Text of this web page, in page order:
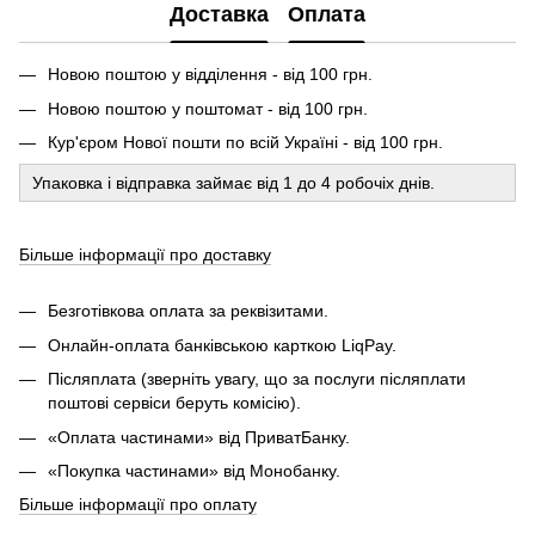
Доставка Оплата
Новою поштою у відділення - від 100 грн.
Новою поштою у поштомат - від 100 грн.
Кур'єром Нової пошти по всій Україні - від 100 грн.
Упаковка і відправка займає від 1 до 4 робочіх днів.
Більше інформації про доставку
Безготівкова оплата за реквізитами.
Онлайн-оплата банківською карткою LiqPay.
Післяплата (зверніть увагу, що за послуги післяплати
поштові сервіси беруть комісію).
«Оплата частинами» від ПриватБанку.
«Покупка частинами» від Монобанку.
Більше інформації про оплату